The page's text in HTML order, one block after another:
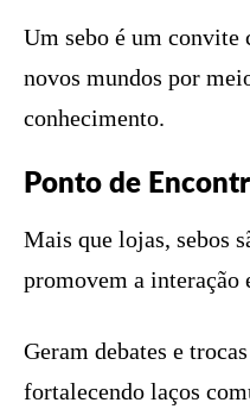
Um sebo é um convite
novos mundos por
conhecimento.
Ponto de
Mais que lojas, sebos
promovem a interação
Geram debates e
fortalecendo laços